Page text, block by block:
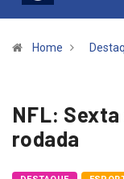
Home
NFL:
rodada